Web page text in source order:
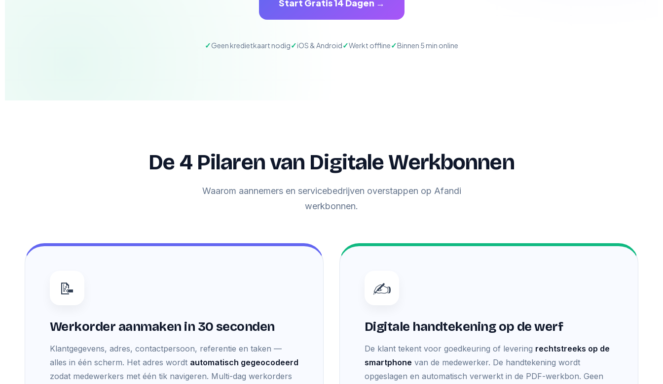
Start Gratis 14 Dagen →
Geen kredietkaart nodig iOS & Android Werkt offline Binnen 5 min online
De 4 Pilaren van Digitale Werkbonnen
Waarom aannemers en servicebedrijven overstappen op Afandi
werkbonnen.
📝
Werkorder aanmaken in 30 seconden
Klantgegevens, adres, contactpersoon, referentie en taken —
alles in één scherm. Het adres wordt automatisch gegeocodeerd
zodat medewerkers met één tik navigeren. Multi-dag werkorders
✍️
Digitale handtekening op de werf
De klant tekent voor goedkeuring of levering rechtstreeks op de
smartphone van de medewerker. De handtekening wordt
opgeslagen en automatisch verwerkt in de PDF-werkbon. Geen